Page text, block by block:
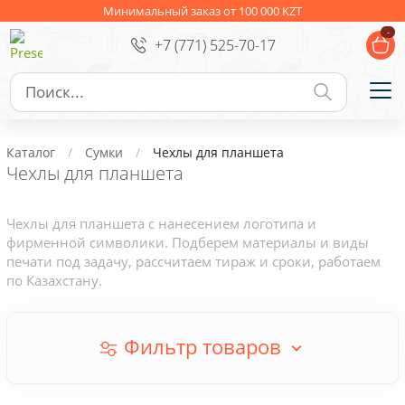
Минимальный заказ от 100 000 KZT
+7 (771) 525-70-17
-
Ежедневники Новогодние подарки
Сувениры к праздникам Упаковка
Личные аксессуары
Деловые подарки
Каталог Сумки Чехлы для планшета
Чехлы для планшета
Чехлы для планшета с нанесением логотипа и
фирменной символики. Подберем материалы и виды
печати под задачу, рассчитаем тираж и сроки, работаем
по Казахстану.
Фильтр товаров